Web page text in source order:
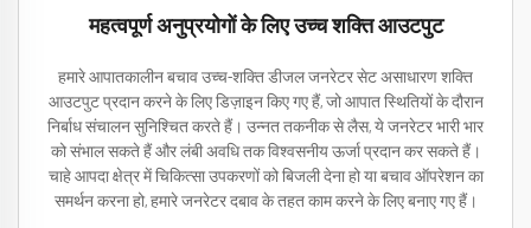
महत्वपूर्ण अनुप्रयोगों के लिए उच्च शक्ति आउटपुट
हमारे आपातकालीन बचाव उच्च-शक्ति डीजल जनरेटर सेट असाधारण शक्ति
आउटपुट प्रदान करने के लिए डिज़ाइन किए गए हैं, जो आपात स्थितियों के दौरान
निर्बाध संचालन सुनिश्चित करते हैं। उन्नत तकनीक से लैस, ये जनरेटर भारी भार
को संभाल सकते हैं और लंबी अवधि तक विश्वसनीय ऊर्जा प्रदान कर सकते हैं।
चाहे आपदा क्षेत्र में चिकित्सा उपकरणों को बिजली देना हो या बचाव ऑपरेशन का
समर्थन करना हो, हमारे जनरेटर दबाव के तहत काम करने के लिए बनाए गए हैं।